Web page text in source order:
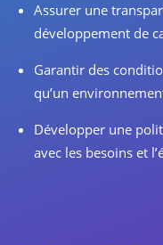
Assurer une
développement de
Garantir des
qu’un
Développer une
avec les besoins et